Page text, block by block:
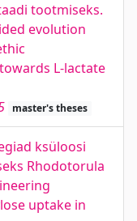
tootmiseks.
evolution
L-lactate
master's theses
ksüloosi
Rhodotorula
uptake in